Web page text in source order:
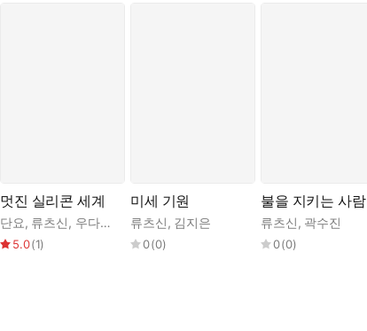
멋진 실리콘 세계
단요, 류츠신, 우다영 윤여경,장강명,전윤호 조시현,후지이 다이요
5.0(1)
미세 기원
류츠신, 김지은
0(0)
불을 지키는 사람
류츠신, 곽수진
0(0)